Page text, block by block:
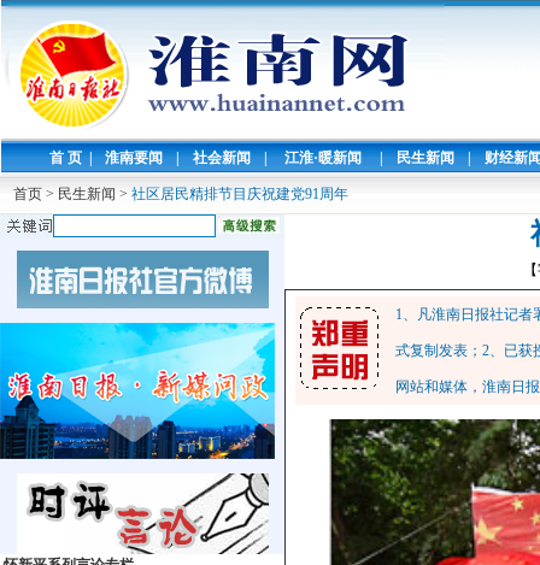
首 页 | 淮南要闻 | 社会新闻 | 江淮·暖新闻 | 民生新闻 | 财经新
首页 > 民生新闻 > 社区居民精排节目庆祝建党91周年
1、凡淮南日报社记
式复制发表；2、已获
网站和媒体，淮南日